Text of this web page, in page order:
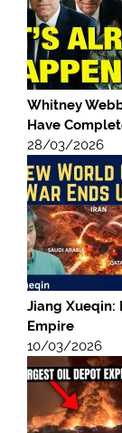
Whitney
Have
28/03/2026
Jiang Xueqin:
Empire
10/03/2026